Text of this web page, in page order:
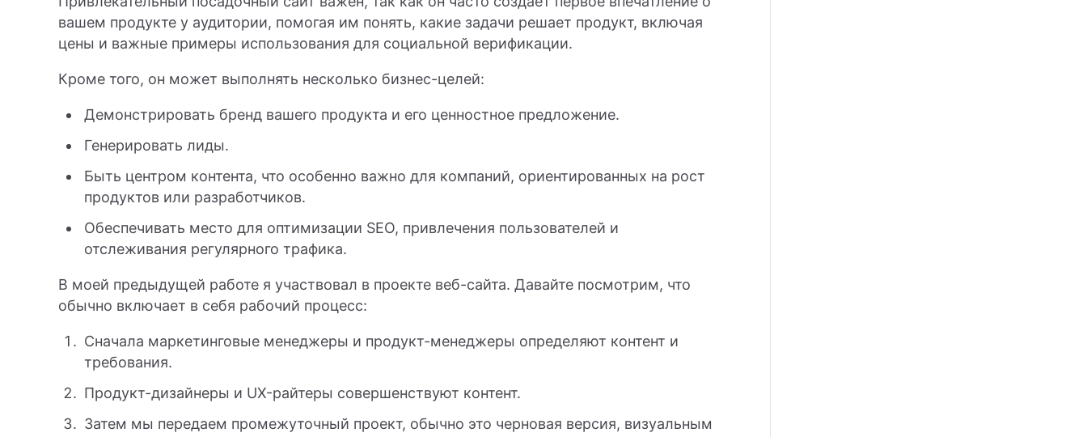
вашем продукте у аудитории, помогая им понять, какие задачи решает продукт, включая
цены и важные примеры использования для социальной верификации.
Кроме того, он может выполнять несколько бизнес-целей:
Демонстрировать бренд вашего продукта и его ценностное предложение.
Генерировать лиды.
Быть центром контента, что особенно важно для компаний, ориентированных на рост
продуктов или разработчиков.
Обеспечивать место для оптимизации SEO, привлечения пользователей и
отслеживания регулярного трафика.
В моей предыдущей работе я участвовал в проекте веб-сайта. Давайте посмотрим, что
обычно включает в себя рабочий процесс:
Сначала маркетинговые менеджеры и продукт-менеджеры определяют контент и
требования.
Продукт-дизайнеры и UX-райтеры совершенствуют контент.
Затем мы передаем промежуточный проект, обычно это черновая версия, визуальным